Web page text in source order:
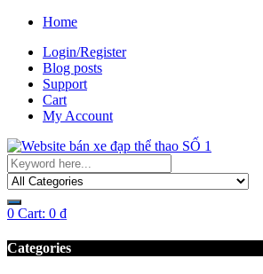
Home
Login/Register
Blog posts
Support
Cart
My Account
0 Cart: 0 ₫
Categories